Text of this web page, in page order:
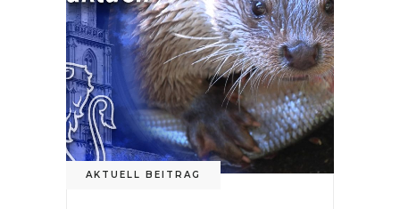
AKTUELL BEITRAG